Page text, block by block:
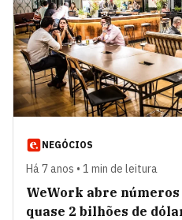
NEGÓCIOS
Há 7 anos • 1 min de leitura
WeWork abre
quase 2 bilhões de